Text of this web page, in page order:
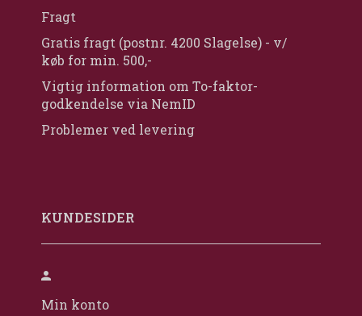
Fragt
Gratis fragt (postnr. 4200 Slagelse) - v/
køb for min. 500,-
Vigtig information om To-faktor-
godkendelse via NemID
Problemer ved levering
KUNDESIDER
Min konto